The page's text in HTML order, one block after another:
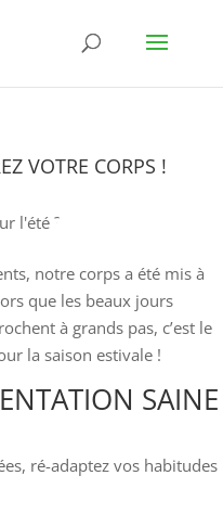
VOTRE CORPS !
notre corps a été mis à
que les beaux jours
à grands pas, c’est le
la saison estivale !
SAINE
ré-adaptez vos habitudes